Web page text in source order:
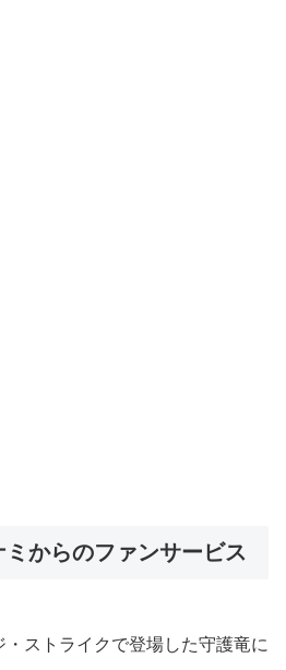
ミからのファンサービス
ストライクで登場した守護竜に